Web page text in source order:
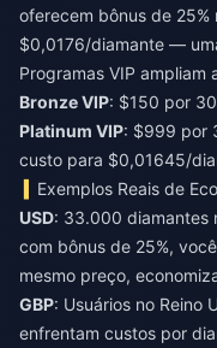
oferecem bônus de
$0,0176/diamante —
Programas VIP ampliam
Bronze VIP: $150 por
Platinum VIP: $999 por
custo para $0,01645/
Exemplos Reais de
USD: 33.000 diamantes
com bônus de 25%,
mesmo preço,
GBP: Usuários no Reino
enfrentam custos por